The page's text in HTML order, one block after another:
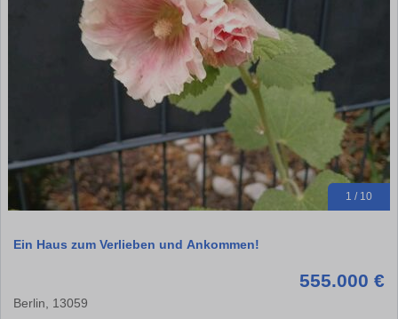
1 / 10
Ein Haus zum Verlieben und Ankommen!
555.000 €
Berlin, 13059